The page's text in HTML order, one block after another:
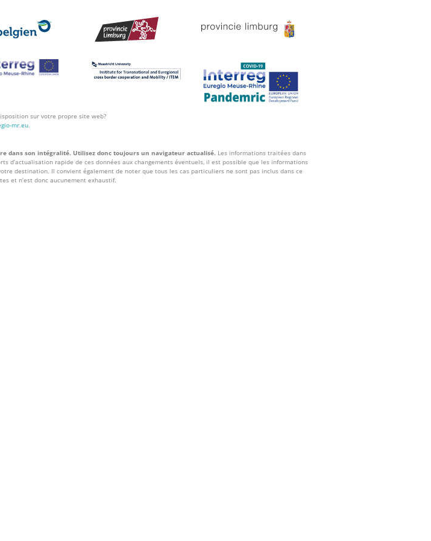
sur votre propre site web?
mr.eu.
dans son intégralité. Utilisez donc toujours un navigateur actualisé. Les informations traitées dans
d’actualisation rapide de ces données aux changements éventuels, il est possible que les informations
destination. Il convient également de noter que tous les cas particuliers ne sont pas inclus dans ce
et n’est donc aucunement exhaustif.